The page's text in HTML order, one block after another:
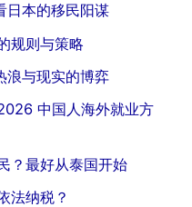
日本的移民阳谋
规则与策略
浪与现实的博弈
中国人海外就业方
？最好从泰国开始
法纳税？